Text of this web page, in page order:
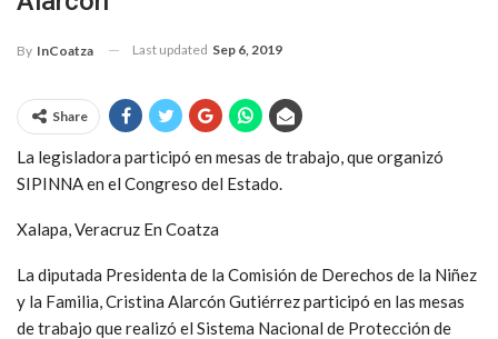
By InCoatza Last updated Sep 6, 2019
Share
La legisladora participó en mesas de trabajo, que organizó
SIPINNA en el Congreso del Estado.
Xalapa, Veracruz En Coatza
La diputada Presidenta de la Comisión de Derechos de la Niñez
y la Familia, Cristina Alarcón Gutiérrez participó en las mesas
de trabajo que realizó el Sistema Nacional de Protección de